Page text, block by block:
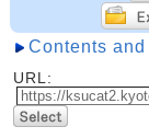
Contents and
URL: